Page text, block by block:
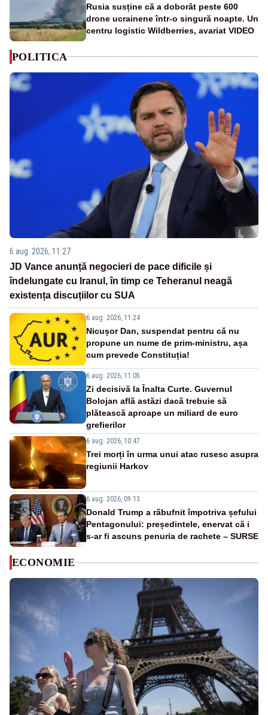
Rusia susține că a doborât peste 600
drone ucrainene într-o singură noapte. Un
centru logistic Wildberries, avariat VIDEO
POLITICA
6 aug. 2026, 11:27
JD Vance anunță negocieri de pace dificile și
îndelungate cu Iranul, în timp ce Teheranul neagă
existența discuțiilor cu SUA
6 aug. 2026, 11:24
Nicușor Dan, suspendat pentru că nu
propune un nume de prim-ministru, așa
cum prevede Constituția!
6 aug. 2026, 11:05
Zi decisivă la Înalta Curte. Guvernul
Bolojan află astăzi dacă trebuie să
plătească aproape un miliard de euro
grefierilor
6 aug. 2026, 10:47
Trei morți în urma unui atac rusesc asupra
regiunii Harkov
6 aug. 2026, 09:13
Donald Trump a răbufnit împotriva șefului
Pentagonului: președintele, enervat că i
s-ar fi ascuns penuria de rachete – SURSE
ECONOMIE